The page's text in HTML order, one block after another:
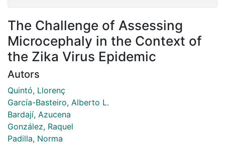
The Challenge of Assessing
Microcephaly in the Context of
the Zika Virus Epidemic
Autors
Quintó, Llorenç
García-Basteiro, Alberto L.
Bardají, Azucena
González, Raquel
Padilla, Norma